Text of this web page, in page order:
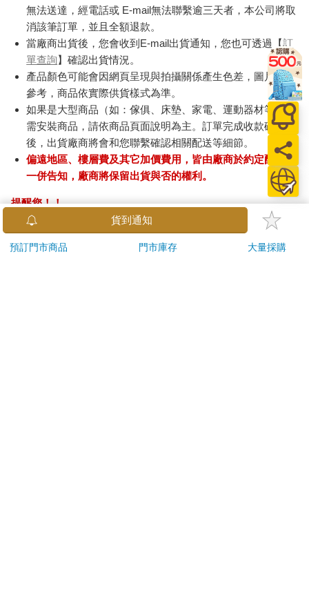
無法送達，經電話或 E-mail無法聯繫逾三天者，本公司將取
消該筆訂單，並且全額退款。
當廠商出貨後，您會收到E-mail出貨通知，您也可透過【訂
單查詢】確認出貨情況。
產品顏色可能會因網頁呈現與拍攝關係產生色差，圖片僅供
參考，商品依實際供貨樣式為準。
如果是大型商品（如：傢俱、床墊、家電、運動器材等）及
需安裝商品，請依商品頁面說明為主。訂單完成收款確認
後，出貨廠商將會和您聯繫確認相關配送等細節。
偏遠地區、樓層費及其它加價費用，皆由廠商於約定配送時
一併告知，廠商將保留出貨與否的權利。
提醒您！！
金石堂及銀行均不會請您操作ATM! 如接獲電話要求您前往
ATM提款機，請不要聽從指示，以免受騙上當！
貨到通知
預訂門市商品 門市庫存 大量採購